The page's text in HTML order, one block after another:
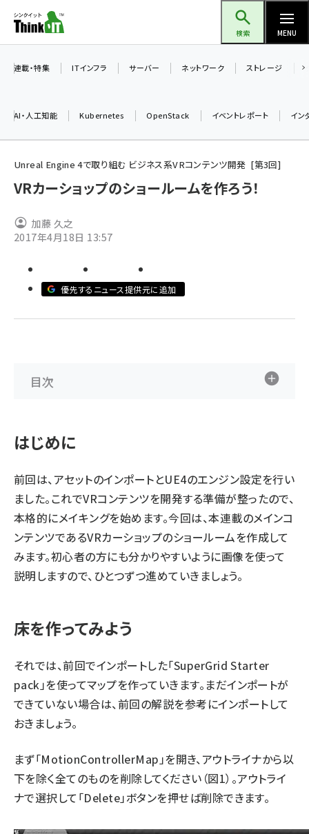
ン
ツ
検索 MENU
加藤銘のチーム貢献～仲間と築いた勝利の絆～ (2329)
北海道をのんびり旅する晴山佳須夫のヒント集！ (2050)
genai (1494)
連載・特集 ITインフラ サーバー ネットワーク ストレージ
AI・人工知能 Kubernetes OpenStack イベントレポート イン
Unreal Engine 4で取り組む ビジネス系VRコンテンツ開発 第3回
VRカーショップのショールームを作ろう！
加藤 久之
2017年4月18日 13:57
優先するニュース提供元に追加
目次
はじめに
前回は、アセットのインポートとUE4のエンジン設定を行い
ました。これでVRコンテンツを開発する準備が整ったので、
本格的にメイキングを始めます。今回は、本連載のメインコ
ンテンツであるVRカーショップのショールームを作成して
みます。初心者の方にも分かりやすいように画像を使って
説明しますので、ひとつずつ進めていきましょう。
床を作ってみよう
それでは、前回でインポートした「SuperGrid Starter
pack」を使ってマップを作っていきます。まだインポートが
できていない場合は、前回の解説を参考にインポートして
おきましょう。
まず「MotionControllerMap」を開き、アウトライナから以
下を除く全てのものを削除してください（図1）。アウトライ
ナで選択して「Delete」ボタンを押せば削除できます。